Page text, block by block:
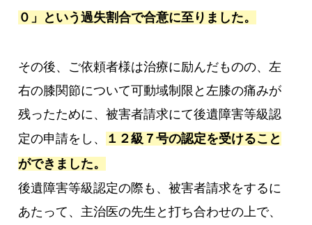
０」という過失割合で合意に至りました。
その後、ご依頼者様は治療に励んだものの、左
右の膝関節について可動域制限と左膝の痛みが
残ったために、被害者請求にて後遺障害等級認
定の申請をし、
１２級７号の認定を受けること
ができました。
後遺障害等級認定の際も、被害者請求をするに
あたって、主治医の先生と打ち合わせの上で、